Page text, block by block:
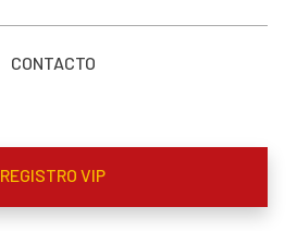
CONTACTO
REGISTRO VIP